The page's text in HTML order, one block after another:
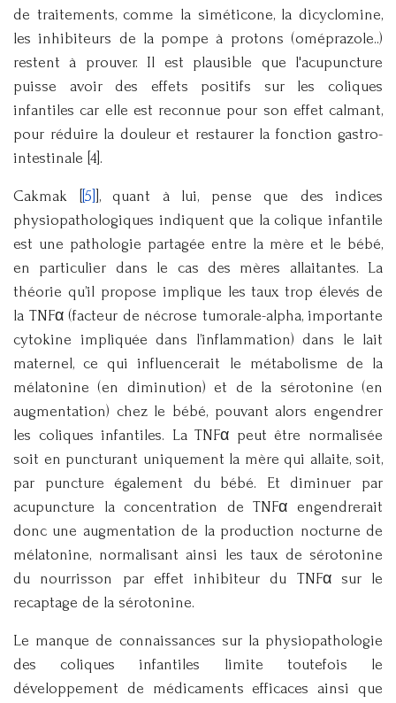
de traitements, comme la siméticone, la dicyclomine,
les inhibiteurs de la pompe à protons (oméprazole..)
restent à prouver. Il est plausible que l'acupuncture
puisse avoir des effets positifs sur les coliques
infantiles car elle est reconnue pour son effet calmant,
pour réduire la douleur et restaurer la fonction gastro-
intestinale [4].
Cakmak [ [5] ], quant à lui, pense que des indices
physiopathologiques indiquent que la colique infantile
est une pathologie partagée entre la mère et le bébé,
en particulier dans le cas des mères allaitantes. La
théorie qu’il propose implique les taux trop élevés de
la TNFα (facteur de nécrose tumorale-alpha, importante
cytokine impliquée dans l’inflammation) dans le lait
maternel, ce qui influencerait le métabolisme de la
mélatonine (en diminution) et de la sérotonine (en
augmentation) chez le bébé, pouvant alors engendrer
les coliques infantiles. La TNFα peut être normalisée
soit en puncturant uniquement la mère qui allaite, soit,
par puncture également du bébé. Et diminuer par
acupuncture la concentration de TNFα engendrerait
donc une augmentation de la production nocturne de
mélatonine, normalisant ainsi les taux de sérotonine
du nourrisson par effet inhibiteur du TNFα sur le
recaptage de la sérotonine.
Le manque de connaissances sur la physiopathologie
des coliques infantiles limite toutefois le
développement de médicaments efficaces ainsi que